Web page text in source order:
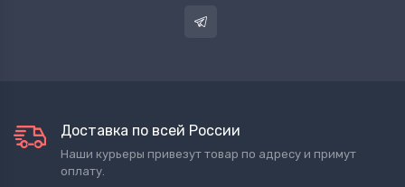
Доставка по всей России
Наши курьеры привезут товар по адресу и примут
оплату.